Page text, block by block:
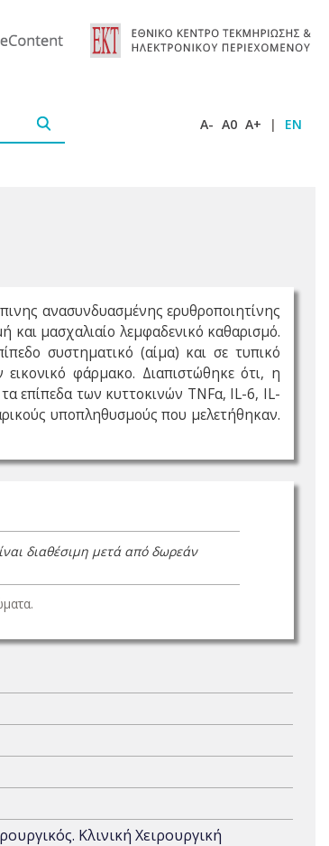
A- A0 A+ | EN
ανασυνδυασμένης ερυθροποιητίνης
μασχαλιαίο λεμφαδενικό καθαρισμό.
συστηματικό (αίμα) και σε τυπικό
φάρμακο. Διαπιστώθηκε ότι, η
επίπεδα των κυττοκινών TNFα, IL-6, IL-
υποπληθυσμούς που μελετήθηκαν.
διαθέσιμη μετά από δωρεάν
Κλινική Χειρουργική